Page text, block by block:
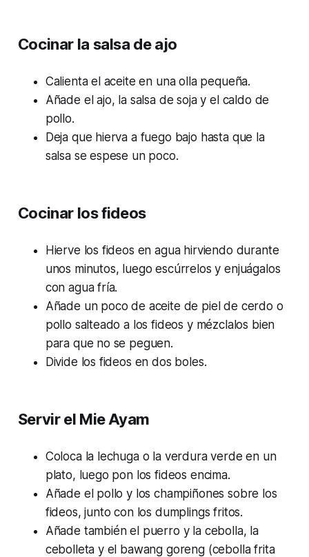
Cocinar la salsa de ajo
Calienta el aceite en una olla pequeña.
Añade el ajo, la salsa de soja y el caldo de
pollo.
Deja que hierva a fuego bajo hasta que la
salsa se espese un poco.
Cocinar los fideos
Hierve los fideos en agua hirviendo durante
unos minutos, luego escúrrelos y enjuágalos
con agua fría.
Añade un poco de aceite de piel de cerdo o
pollo salteado a los fideos y mézclalos bien
para que no se peguen.
Divide los fideos en dos boles.
Servir el Mie Ayam
Coloca la lechuga o la verdura verde en un
plato, luego pon los fideos encima.
Añade el pollo y los champiñones sobre los
fideos, junto con los dumplings fritos.
Añade también el puerro y la cebolla, la
cebolleta y el bawang goreng (cebolla frita